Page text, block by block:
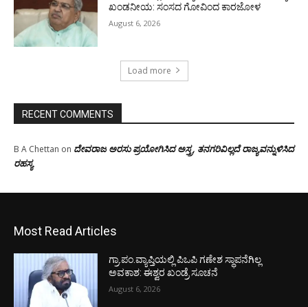
ಖಂಡನೀಯ: ಸಂಸದ ಗೋವಿಂದ ಕಾರಜೋಳ
August 6, 2026
Load more
RECENT COMMENTS
B A Chettan on ದೇವರಾಜ ಅರಸು ಪ್ರಯೋಗಿಸಿದ ಅಸ್ತ್ರ, ತನಗರಿವಿಲ್ಲದೆ ರಾಜ್ಯವನ್ನುಳಿಸಿದ
ರಹಸ್ಯ
Most Read Articles
ಗ್ರಾ.ಪಂ.ವ್ಯಾಪ್ತಿಯಲ್ಲಿ ಪಿಒಪಿ ಗಣೇಶ ಸ್ಥಾಪನೆಗಿಲ್ಲ
ಅವಕಾಶ: ಈಶ್ವರ ಖಂಡ್ರೆ ಸೂಚನೆ
August 6, 2026